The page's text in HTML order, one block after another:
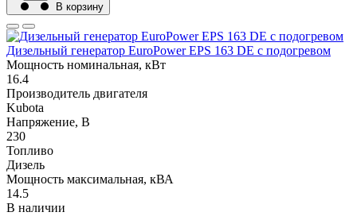
В корзину
Дизельный генератор EuroPower EPS 163 DE с подогревом
Мощность номинальная, кВт
16.4
Производитель двигателя
Kubota
Напряжение, В
230
Топливо
Дизель
Мощность максимальная, кВА
14.5
В наличии